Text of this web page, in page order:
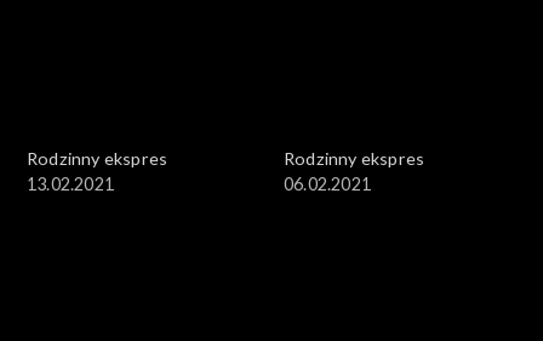
Rodzinny ekspres
13.02.2021
Rodzinny ekspres
06.02.2021